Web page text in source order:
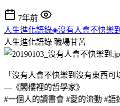
7年前
人生進化語錄◈沒有人會不快
人生進化語錄 職場甘苦
「沒有人會不快樂到沒有東西可
—《閣樓裡的哲學家》
#一個人的讀書會 #愛的流動 #語